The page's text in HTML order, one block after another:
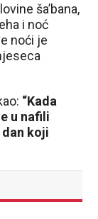
ša’bana,
i noć
noći je
“Kada
u nafili
koji